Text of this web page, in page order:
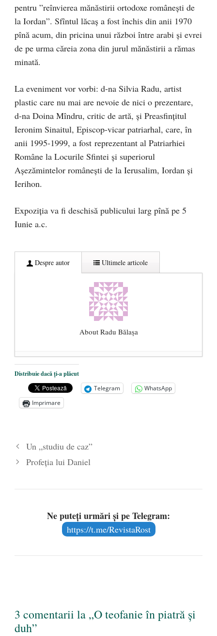
pentru ”reînvierea mănăstirii ortodoxe românești de
la Iordan”. Sfîntul lăcaș a fost închis din anii 1970
pînă acum, din pricina unui război între arabi și evrei
de pe urma căreia zona din jurul mănăstirii a rămas
minată.
La eveniment vor vorbi: d-na Silvia Radu, artist
plastic care nu mai are nevoie de nici o prezentare,
d-na Doina Mîndru, critic de artă, și Preasfințitul
Ieronim Sinaitul, Episcop-vicar patriarhal, care, în
anii 1995-1999, a fost reprezentant al Patriarhiei
Române la Locurile Sfintei și superiorul
Așezămintelor românești de la Ierusalim, Iordan și
Ierihon.
Expoziția va fi deschisă publicului larg pînă pe 5
Iunie a.c.
Despre autor Ultimele articole
About Radu Bălaşa
Șase măsuri pentru primenirea clasei
politice românești - 10 noiembrie 2020
Într-o țară în care se fură miliarde de euro,
memoria rezistenței anticomuniste este
sexuală” și obligativitatea vaccinării
iunie 2020
Distribuie dacă ți-a plăcut
Telegram
WhatsApp
Imprimare
Un „studiu de caz”
Profeția lui Daniel
Ne puteți urmări și pe Telegram:
https://t.me/RevistaRost
3 comentarii la „O teofanie în piatră și
duh”